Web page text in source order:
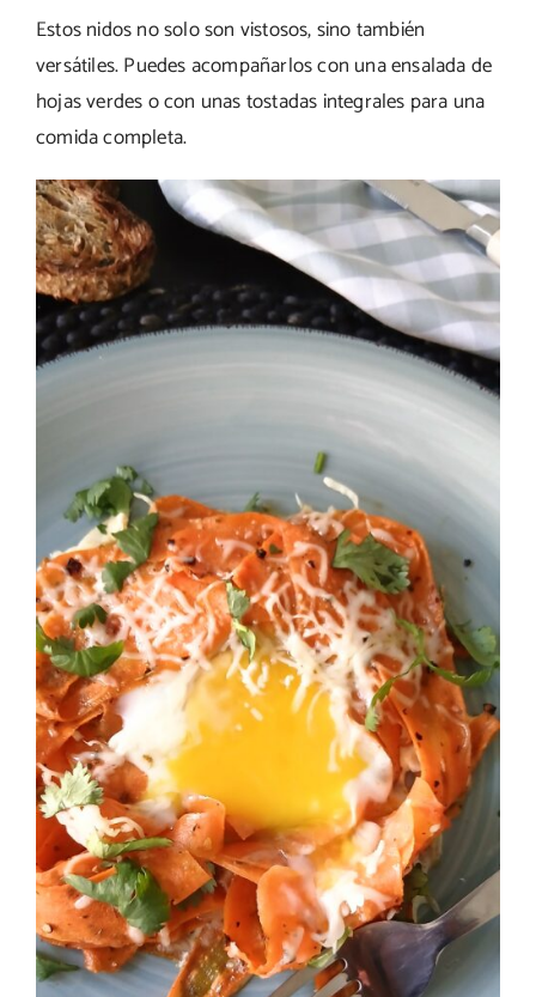
Estos nidos no solo son vistosos, sino también
versátiles. Puedes acompañarlos con una ensalada de
hojas verdes o con unas tostadas integrales para una
comida completa.